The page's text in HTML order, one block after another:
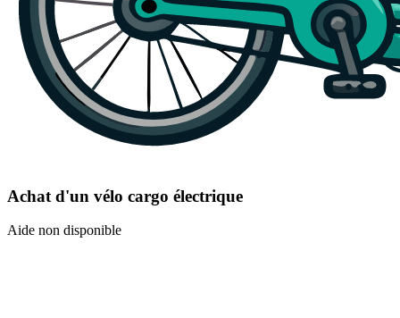
Achat d'un vélo cargo électrique
Aide non disponible